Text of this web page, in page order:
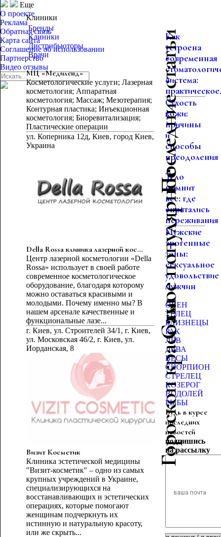
Еще
О проекте
Реклама
Обратная связь
Карта сайта
Соглашение об использовании
Партнерство
Видео отзывы
Клиники
Бренды
Клиники
Дистрибьюторы
Врачи
МЦ «Медиленд»
Косметологические услуги; Лазерная
косметология; Аппаратная
косметология; Массаж; Мезотерапия;
Контурная пластика; Инъекционная
косметология; Биоревитализация;
Пластические операции
ул. Коперника 12д, Киев, город Киев,
Украина
Della Rossa клиника лазерной кос...
Центр лазерной косметологии «Della
Rossa» использует в своей работе
современное косметологическое
оборудование, благодаря которому
можно оставаться красивыми и
молодыми. Почему именно мы? В
нашем арсенале качественные и
функциональные лазе...
г. Киев, ул. Строителей 34/1, г. Киев,
ул. Московская 46/2, г. Киев, ул.
Иорданская, 8
Визит Косметик
Клиника эстетической медицины
"Визит-косметик" – одно из самых
крупных учреждений в Украине,
специализирующихся на
восстанавливающих и эстетических
операциях, которые помогают
женщинам подчеркнуть их
истинную и натуральную красоту,
или же скрыть...
Последние статьи
Как
устроена
современная
система:
Сухость
кожи:
причины
и
способы
преодоления
Самое популярное
Тело
помнит
все: где
спрятались
переживания
Мужские
эрогенные
зоны:
сексуальное
удовольствие
мужчин
Гороскоп красоты
ОВЕН
ТЕЛЕЦ
БЛИЗНЕЦЫ
РАК
ЛЕВ
ДЕВА
ВЕСЫ
СКОРПИОН
СТРЕЛЕЦ
КОЗЕРОГ
ВОДОЛЕЙ
РЫБЫ
Будь в курсе
последних
новостей
подпишись
на рассылку